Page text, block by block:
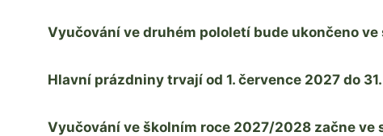
Vyučování ve druhém pololetí bude ukončeno
Hlavní prázdniny trvají od 1. července 2027 do
Vyučování ve školním roce 2027/2028 začne ve